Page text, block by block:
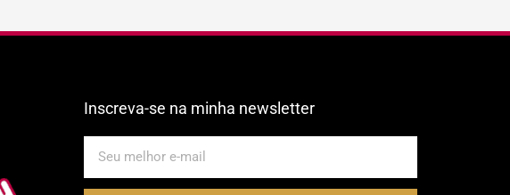
Inscreva-se na minha newsletter